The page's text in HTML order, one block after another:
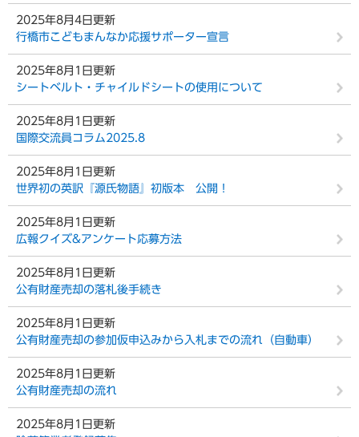
2025年8月4日更新
行橋市こどもまんなか応援サポーター宣言
2025年8月1日更新
シートベルト・チャイルドシートの使用について
2025年8月1日更新
国際交流員コラム2025.8
2025年8月1日更新
世界初の英訳『源氏物語』初版本 公開！
2025年8月1日更新
広報クイズ&アンケート応募方法
2025年8月1日更新
公有財産売却の落札後手続き
2025年8月1日更新
公有財産売却の参加仮申込みから入札までの流れ（自動車）
2025年8月1日更新
公有財産売却の流れ
2025年8月1日更新